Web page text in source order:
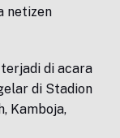
netizen
di acara
di Stadion
Kamboja,